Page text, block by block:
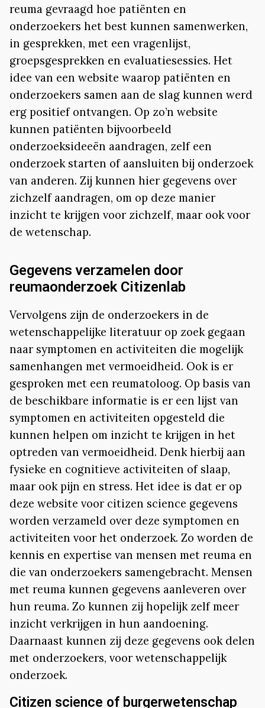
reuma gevraagd hoe patiënten en
onderzoekers het best kunnen samenwerken,
in gesprekken, met een vragenlijst,
groepsgesprekken en evaluatiesessies. Het
idee van een website waarop patiënten en
onderzoekers samen aan de slag kunnen werd
erg positief ontvangen. Op zo’n website
kunnen patiënten bijvoorbeeld
onderzoeksideeën aandragen, zelf een
onderzoek starten of aansluiten bij onderzoek
van anderen. Zij kunnen hier gegevens over
zichzelf aandragen, om op deze manier
inzicht te krijgen voor zichzelf, maar ook voor
de wetenschap.
Gegevens verzamelen door
reumaonderzoek Citizenlab
Vervolgens zijn de onderzoekers in de
wetenschappelijke literatuur op zoek gegaan
naar symptomen en activiteiten die mogelijk
samenhangen met vermoeidheid. Ook is er
gesproken met een reumatoloog. Op basis van
de beschikbare informatie is er een lijst van
symptomen en activiteiten opgesteld die
kunnen helpen om inzicht te krijgen in het
optreden van vermoeidheid. Denk hierbij aan
fysieke en cognitieve activiteiten of slaap,
maar ook pijn en stress. Het idee is dat er op
deze website voor citizen science gegevens
worden verzameld over deze symptomen en
activiteiten voor het onderzoek. Zo worden de
kennis en expertise van mensen met reuma en
die van onderzoekers samengebracht. Mensen
met reuma kunnen gegevens aanleveren over
hun reuma. Zo kunnen zij hopelijk zelf meer
inzicht verkrijgen in hun aandoening.
Daarnaast kunnen zij deze gegevens ook delen
met onderzoekers, voor wetenschappelijk
onderzoek.
Citizen science of burgerwetenschap